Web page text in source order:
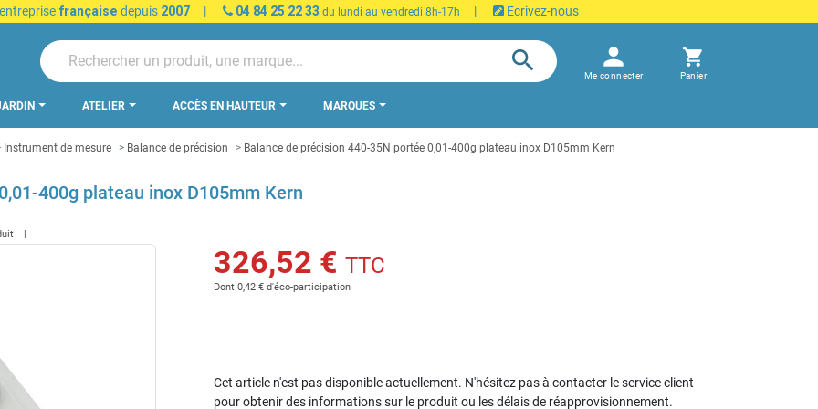
française depuis 2007 | 04 84 25 22 33 du lundi au vendredi 8h-17h | Ecrivez-nous
search person
Me connecter
shopping_cart
Panier
ATELIER ACCÈS EN HAUTEUR MARQUES
Instrument de mesure Balance de précision Balance de précision 440-35N portée 0,01-400g plateau inox D105mm Kern
400g plateau inox D105mm Kern
326,52 € TTC
Dont 0,42 € d'éco-participation
Cet article n'est pas disponible actuellement. N'hésitez pas à contacter le service client
pour obtenir des informations sur le produit ou les délais de réapprovisionnement.